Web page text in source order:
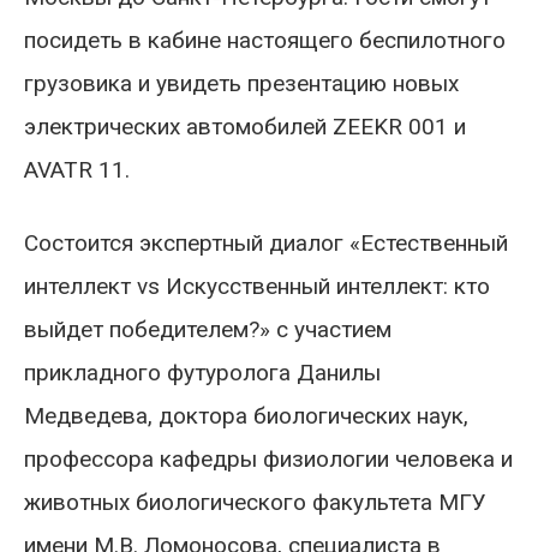
посидеть в кабине настоящего беспилотного
грузовика и увидеть презентацию новых
электрических автомобилей ZEEKR 001 и
AVATR 11.
Состоится экспертный диалог «Естественный
интеллект vs Искусственный интеллект: кто
выйдет победителем?» с участием
прикладного футуролога Данилы
Медведева, доктора биологических наук,
профессора кафедры физиологии человека и
животных биологического факультета МГУ
имени М.В. Ломоносова, специалиста в